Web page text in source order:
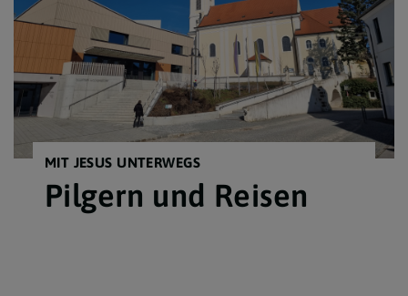
MIT JESUS UNTERWEGS
Pilgern und Reisen